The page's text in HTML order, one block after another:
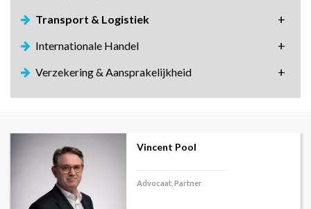
Transport & Logistiek
Internationale Handel
Verzekering & Aansprakelijkheid
Advocaat, Associate Partner